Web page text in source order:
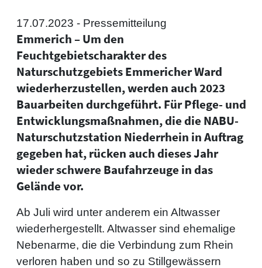
17.07.2023 - Pressemitteilung
Emmerich – Um den
Feuchtgebietscharakter des
Naturschutzgebiets Emmericher Ward
wiederherzustellen, werden auch 2023
Bauarbeiten durchgeführt. Für Pflege- und
Entwicklungsmaßnahmen, die die NABU-
Naturschutzstation Niederrhein in Auftrag
gegeben hat, rücken auch dieses Jahr
wieder schwere Baufahrzeuge in das
Gelände vor.
Ab Juli wird unter anderem ein Altwasser
wiederhergestellt. Altwasser sind ehemalige
Nebenarme, die die Verbindung zum Rhein
verloren haben und so zu Stillgewässern